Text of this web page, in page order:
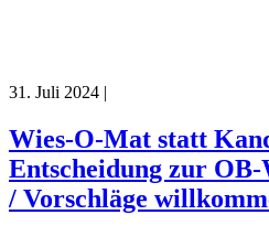
31. Juli 2024 |
Wies-O-Mat statt
Entscheidung zur
/ Vorschläge